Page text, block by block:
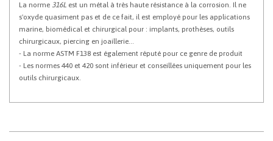
La norme 316L est un métal à très haute résistance à la corrosion. Il ne
s'oxyde quasiment pas et de ce fait, il est employé pour les applications
marine, biomédical et chirurgical pour : implants, prothèses, outils
chirurgicaux, piercing en joaillerie...
- La norme ASTM F138 est également réputé pour ce genre de produit
- Les normes 440 et 420 sont inférieur et conseillées uniquement pour les
outils chirurgicaux.